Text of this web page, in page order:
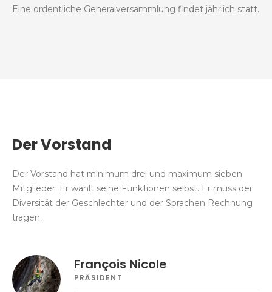
Eine ordentliche Generalversammlung findet jährlich statt.
Der Vorstand
Der Vorstand hat minimum drei und maximum sieben
Mitglieder. Er wählt seine Funktionen selbst. Er muss der
Diversität der Geschlechter und der Sprachen Rechnung
tragen.
François Nicole
PRÄSIDENT